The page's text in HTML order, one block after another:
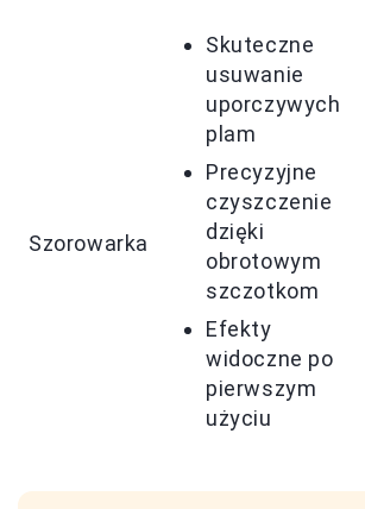
Szorowarka
Skuteczne
usuwanie
uporczywych
plam
Precyzyjne
czyszczenie
dzięki
obrotowym
szczotkom
Efekty
widoczne po
pierwszym
użyciu